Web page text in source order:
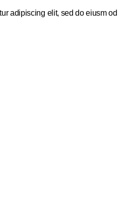
adipiscing elit, sed do eiusm od